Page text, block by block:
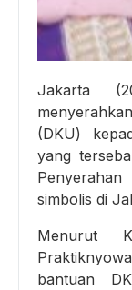
Jakarta
(DKU)
yang
simbolis di
Menurut
bantuan